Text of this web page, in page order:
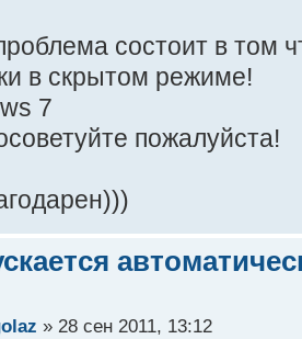
состоит в том
в скрытом режиме!
7
пожалуйста!
» 28 сен 2011, 13:12